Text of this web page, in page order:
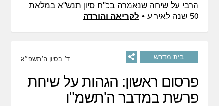
הרבי על שיחה שנאמרה בכ"ח סיון תנש"א במלאת
50 שנה לאירוע •
לקריאה והורדה
בית מדרש ד׳ בסיון ה׳תשפ״א
פרסום ראשון: הגהות על שיחת
פרשת במדבר ה'תשמ"ו